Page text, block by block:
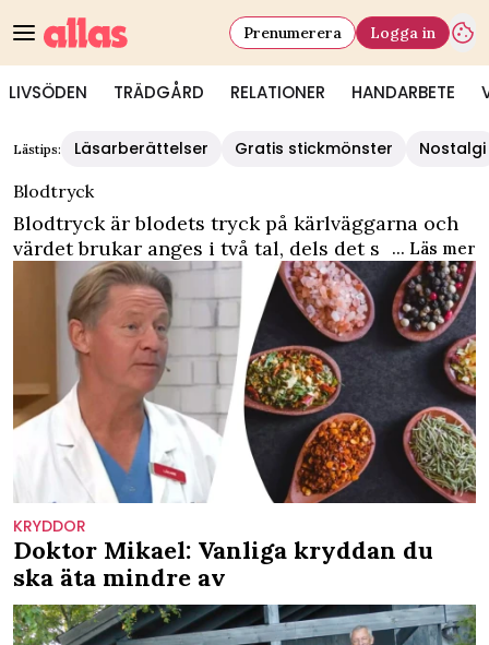
LIVSÖDEN TRÄDGÅRD RELATIONER HANDARBETE
Prenumerera Logga in
Lästips: Läsarberättelser Gratis stickmönster
Nostalgi
Blodtryck
Blodtryck är blodets tryck på kärlväggarna och
värdet brukar anges i två tal, dels det systoliska
trycket, dels det diaboliska trycket. Har du koll
på ditt blodtryck?
... Läs mer
KRYDDOR
Doktor Mikael: Vanliga kryddan du
ska äta mindre av